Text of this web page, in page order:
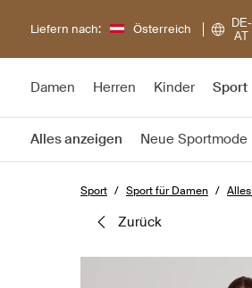
Liefern nach: Österreich
DE-
AT
Damen Herren Kinder Sport
Alles anzeigen Neue Sportmode
Sport Sport für Damen
zurück